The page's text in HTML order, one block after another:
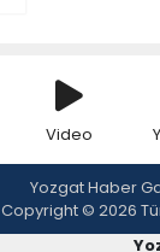
Video
Yozgat Haber
Copyright © 2026